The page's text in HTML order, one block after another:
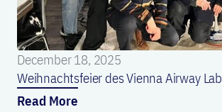
December 18, 2025
Weihnachtsfeier des Vienna Airway Lab
Read More